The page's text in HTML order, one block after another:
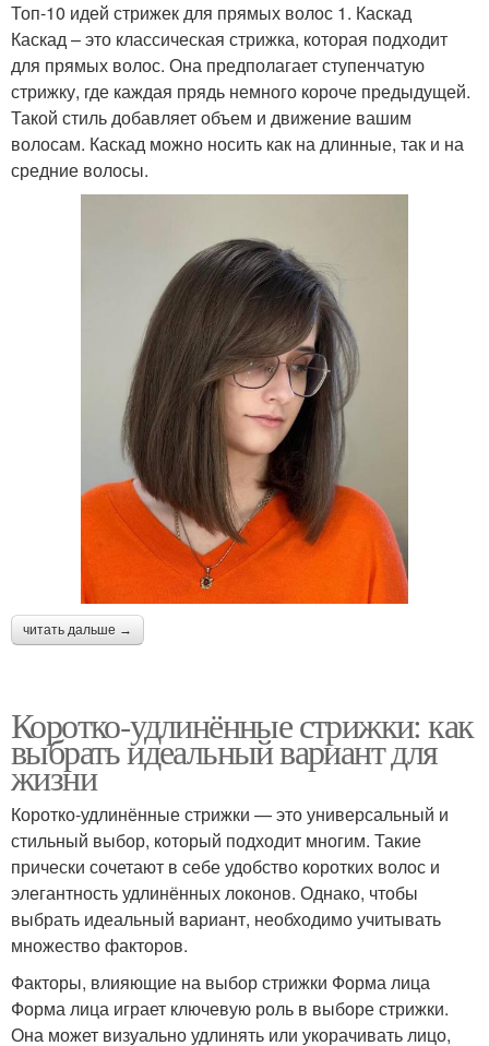
Топ-10 идей стрижек для прямых волос 1. Каскад
Каскад – это классическая стрижка, которая подходит
для прямых волос. Она предполагает ступенчатую
стрижку, где каждая прядь немного короче предыдущей.
Такой стиль добавляет объем и движение вашим
волосам. Каскад можно носить как на длинные, так и на
средние волосы.
читать дальше →
Коротко-удлинённые стрижки: как
выбрать идеальный вариант для
жизни
Коротко-удлинённые стрижки — это универсальный и
стильный выбор, который подходит многим. Такие
прически сочетают в себе удобство коротких волос и
элегантность удлинённых локонов. Однако, чтобы
выбрать идеальный вариант, необходимо учитывать
множество факторов.
Факторы, влияющие на выбор стрижки Форма лица
Форма лица играет ключевую роль в выборе стрижки.
Она может визуально удлинять или укорачивать лицо,